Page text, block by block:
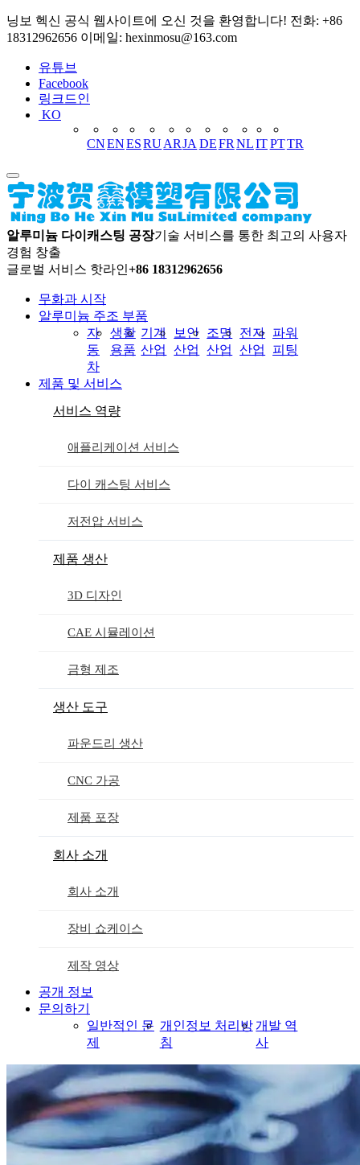
닝보 헥신 공식 웹사이트에 오신 것을 환영합니다! 전화: +86
18312962656 이메일: hexinmosu@163.com
유튜브
Facebook
링크드인
KO
CNENESRUARJA DEFR NLITPTTR
알루미늄 다이캐스팅 공장기술 서비스를 통한 최고의 사용자
경험 창출
글로벌 서비스 핫라인+86 18312962656
무화과 시작
알루미늄 주조 부품
자
동
차
생활
용품
기계
산업
보안
산업
조명
산업
전자
산업
파워
피팅
제품 및 서비스
서비스 역량
애플리케이션 서비스
다이 캐스팅 서비스
저전압 서비스
제품 생산
3D 디자인
CAE 시뮬레이션
금형 제조
생산 도구
파운드리 생산
CNC 가공
제품 포장
회사 소개
회사 소개
장비 쇼케이스
제작 영상
공개 정보
문의하기
일반적인 문
제
개인정보 처리방
침
개발 역
사